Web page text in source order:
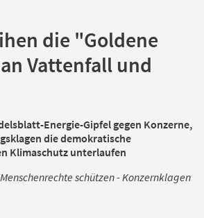
die "Goldene
Vattenfall und
Energie-Gipfel gegen Konzerne,
die demokratische
Klimaschutz unterlaufen
schützen - Konzernklagen